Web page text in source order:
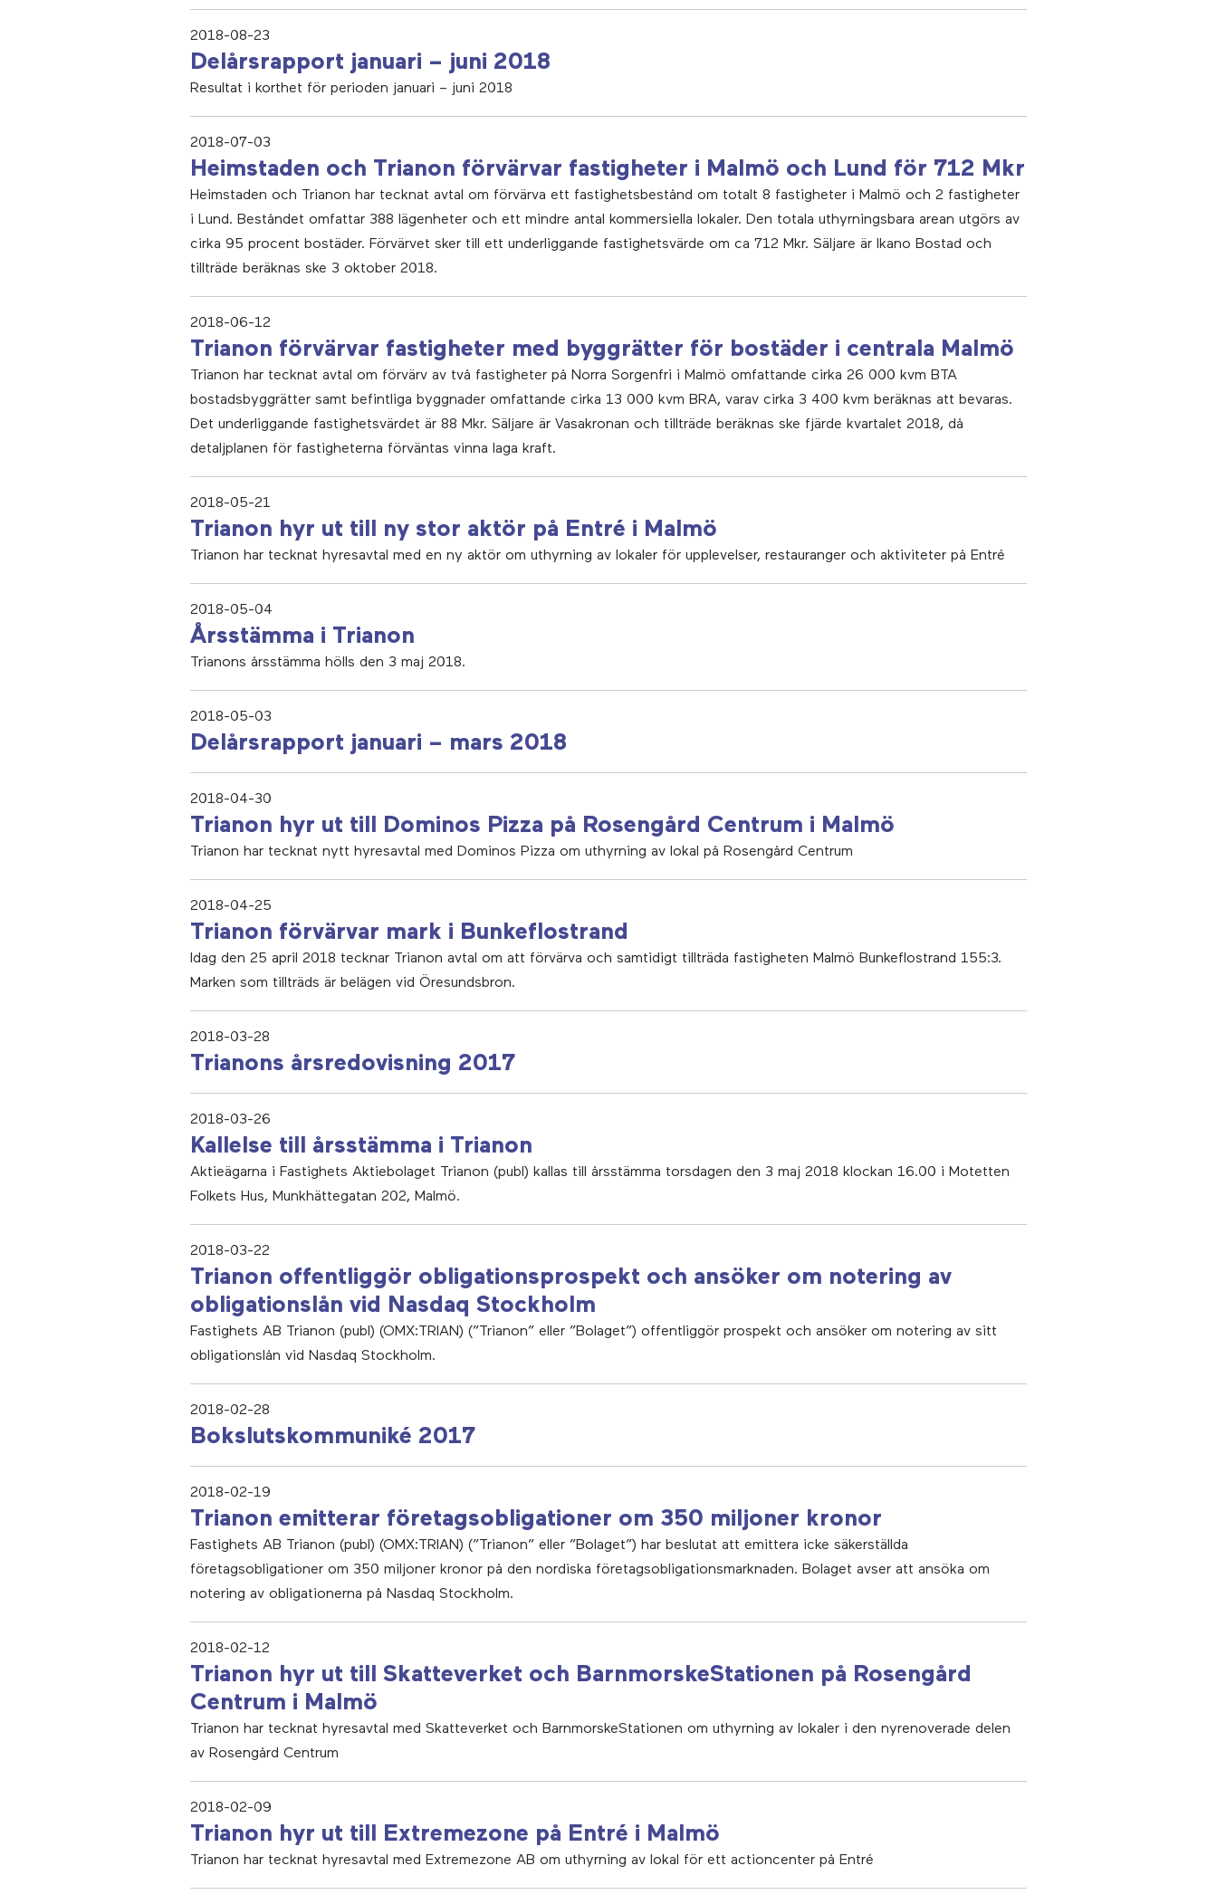
2018-08-23
Delårsrapport januari – juni 2018
Resultat i korthet för perioden januari – juni 2018
2018-07-03
Heimstaden och Trianon förvärvar fastigheter i Malmö och Lund för 712 Mkr
Heimstaden och Trianon har tecknat avtal om förvärva ett fastighetsbestånd om totalt 8 fastigheter i Malmö och 2 fastigheter
i Lund. Beståndet omfattar 388 lägenheter och ett mindre antal kommersiella lokaler. Den totala uthyrningsbara arean utgörs av
cirka 95 procent bostäder. Förvärvet sker till ett underliggande fastighetsvärde om ca 712 Mkr. Säljare är Ikano Bostad och
tillträde beräknas ske 3 oktober 2018.
2018-06-12
Trianon förvärvar fastigheter med byggrätter för bostäder i centrala Malmö
Trianon har tecknat avtal om förvärv av två fastigheter på Norra Sorgenfri i Malmö omfattande cirka 26 000 kvm BTA
bostadsbyggrätter samt befintliga byggnader omfattande cirka 13 000 kvm BRA, varav cirka 3 400 kvm beräknas att bevaras.
Det underliggande fastighetsvärdet är 88 Mkr. Säljare är Vasakronan och tillträde beräknas ske fjärde kvartalet 2018, då
detaljplanen för fastigheterna förväntas vinna laga kraft.
2018-05-21
Trianon hyr ut till ny stor aktör på Entré i Malmö
Trianon har tecknat hyresavtal med en ny aktör om uthyrning av lokaler för upplevelser, restauranger och aktiviteter på Entré
2018-05-04
Årsstämma i Trianon
Trianons årsstämma hölls den 3 maj 2018.
2018-05-03
Delårsrapport januari – mars 2018
2018-04-30
Trianon hyr ut till Dominos Pizza på Rosengård Centrum i Malmö
Trianon har tecknat nytt hyresavtal med Dominos Pizza om uthyrning av lokal på Rosengård Centrum
2018-04-25
Trianon förvärvar mark i Bunkeflostrand
Idag den 25 april 2018 tecknar Trianon avtal om att förvärva och samtidigt tillträda fastigheten Malmö Bunkeflostrand 155:3.
Marken som tillträds är belägen vid Öresundsbron.
2018-03-28
Trianons årsredovisning 2017
2018-03-26
Kallelse till årsstämma i Trianon
Aktieägarna i Fastighets Aktiebolaget Trianon (publ) kallas till årsstämma torsdagen den 3 maj 2018 klockan 16.00 i Motetten
Folkets Hus, Munkhättegatan 202, Malmö.
2018-03-22
Trianon offentliggör obligationsprospekt och ansöker om notering av
obligationslån vid Nasdaq Stockholm
Fastighets AB Trianon (publ) (OMX:TRIAN) (”Trianon” eller ”Bolaget”) offentliggör prospekt och ansöker om notering av sitt
obligationslån vid Nasdaq Stockholm.
2018-02-28
Bokslutskommuniké 2017
2018-02-19
Trianon emitterar företagsobligationer om 350 miljoner kronor
Fastighets AB Trianon (publ) (OMX:TRIAN) (”Trianon” eller ”Bolaget”) har beslutat att emittera icke säkerställda
företagsobligationer om 350 miljoner kronor på den nordiska företagsobligationsmarknaden. Bolaget avser att ansöka om
notering av obligationerna på Nasdaq Stockholm.
2018-02-12
Trianon hyr ut till Skatteverket och BarnmorskeStationen på Rosengård
Centrum i Malmö
Trianon har tecknat hyresavtal med Skatteverket och BarnmorskeStationen om uthyrning av lokaler i den nyrenoverade delen
av Rosengård Centrum
2018-02-09
Trianon hyr ut till Extremezone på Entré i Malmö
Trianon har tecknat hyresavtal med Extremezone AB om uthyrning av lokal för ett actioncenter på Entré